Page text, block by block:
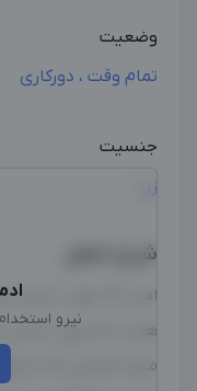
وضعیت
تمام وقت ، دورکاری
جنسیت
زن
شرح شغل
امید که خوب باشید
هست که یوزر تبدیل
میره شخصی که
نیرو